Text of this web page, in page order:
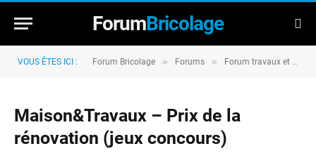
ForumBricolage
VOUS ÊTES ICI : Forum Bricolage » Forums » Forum travaux et rénovation
Maison&Travaux – Prix de la
rénovation (jeux concours)